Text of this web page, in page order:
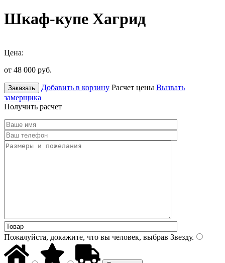
Шкаф-купе Хагрид
Цена:
от 48 000 руб.
Заказать Добавить в корзину Расчет цены Вызвать
замерщика
Получить расчет
Пожалуйста, докажите, что вы человек, выбрав Звезду.